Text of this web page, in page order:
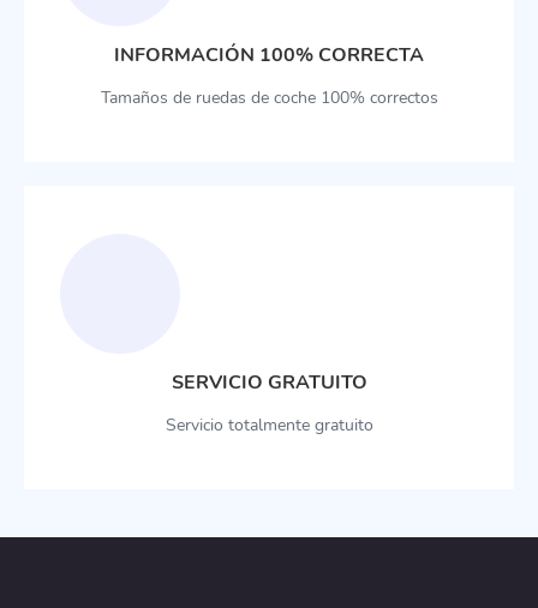
INFORMACIÓN 100% CORRECTA
Tamaños de ruedas de coche 100% correctos
SERVICIO GRATUITO
Servicio totalmente gratuito